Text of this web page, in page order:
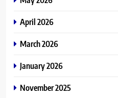
April 2026
March 2026
January 2026
November 2025